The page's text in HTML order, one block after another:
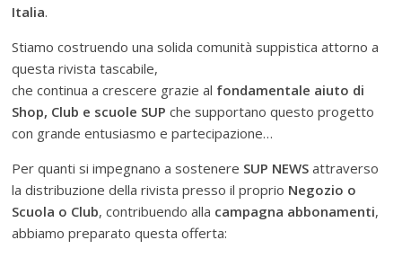
Italia.
Stiamo costruendo una solida comunità suppistica attorno a
questa rivista tascabile,
che continua a crescere grazie al fondamentale aiuto di
Shop, Club e scuole SUP che supportano questo progetto
con grande entusiasmo e partecipazione…
Per quanti si impegnano a sostenere SUP NEWS attraverso
la distribuzione della rivista presso il proprio Negozio o
Scuola o Club, contribuendo alla campagna abbonamenti,
abbiamo preparato questa offerta: